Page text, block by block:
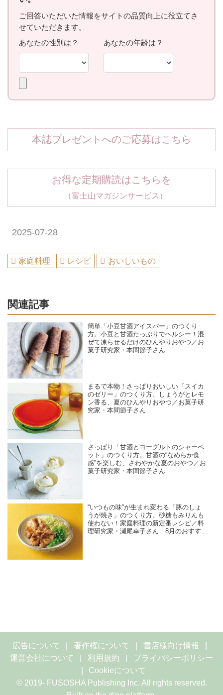
本誌プレゼントへのご応募はこちら
お得な定期購読はこちらを
（富士山マガジンサービス）
2025-07-28
家庭料理 レシピ おいしいもの
関連記事
簡単「小豆甘酒アイスバー」のつくり
方。小豆と甘酒たっぷりでヘルシー！混
ぜて凍らせるだけのひんやりおやつ／お
菓子研究家・本間節子さん
まるで本物！さっぱりおいしい「スイカ
のゼリー」のつくり方。しょうがとレモ
ン香る、夏のひんやりおやつ／お菓子研
究家・本間節子さん
さっぱり「甘酒とヨーグルトのシャーベ
ット」のつくり方。甘酒の“なめらか食
感”を楽しむ、さわやかな夏のおやつ／お
菓子研究家・本間節子さん
“いつもの味”が生まれ変わる「豚のしょ
うが焼き」のつくり方。砂糖もみりんも
使わない！家庭料理の新定番レシピ／料
理研究家・瀬尾幸子さん｜8月のおすすめ
広告について 著作権について
書店様向け情報
運営会社について
利用規約
プライバシーポリシー
Cookieについて
© 2019- FUSOSHA Publishing Inc. All rights reserved.